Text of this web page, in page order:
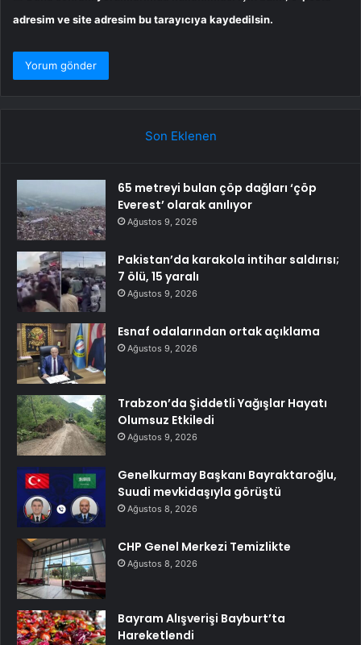
adresim ve site adresim bu tarayıcıya kaydedilsin.
Son Eklenen
65 metreyi bulan çöp dağları ‘çöp
Everest’ olarak anılıyor
Ağustos 9, 2026
Pakistan’da karakola intihar saldırısı;
7 ölü, 15 yaralı
Ağustos 9, 2026
Esnaf odalarından ortak açıklama
Ağustos 9, 2026
Trabzon’da Şiddetli Yağışlar Hayatı
Olumsuz Etkiledi
Ağustos 9, 2026
Genelkurmay Başkanı Bayraktaroğlu,
Suudi mevkidaşıyla görüştü
Ağustos 8, 2026
CHP Genel Merkezi Temizlikte
Ağustos 8, 2026
Bayram Alışverişi Bayburt’ta
Hareketlendi